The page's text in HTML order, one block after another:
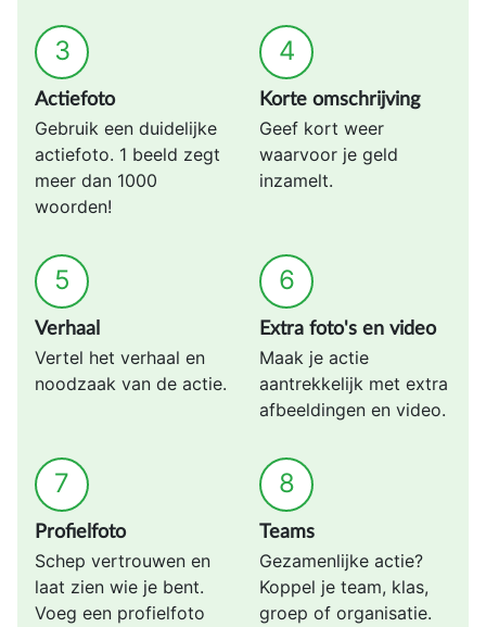
3
Actiefoto
Gebruik een duidelijke
actiefoto. 1 beeld zegt
meer dan 1000
woorden!
4
Korte omschrijving
Geef kort weer
waarvoor je geld
inzamelt.
5
Verhaal
Vertel het verhaal en
noodzaak van de actie.
6
Extra foto's en video
Maak je actie
aantrekkelijk met extra
afbeeldingen en video.
7
Profielfoto
Schep vertrouwen en
laat zien wie je bent.
Voeg een profielfoto
8
Teams
Gezamenlijke actie?
Koppel je team, klas,
groep of organisatie.